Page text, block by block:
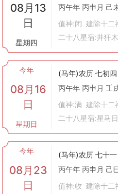
亲友”的概念仍然被广泛接受并应用
节、中秋节等传统节日期间，更多
与家人团聚或邀请朋友到家中做客
总之，“会亲友”体现了中国人对于
去还是现在，它都是连接亲情、友
活动，人们不仅能够享受到天伦之
力量。
08月13
日
星期四
丙午年 丙申月 己
值神:闭 建除十二
二十八星宿:井犴
今年
08月16
日
星期日
(马年)农历 七初四
丙午年 丙申月 壬
值神:满 建除十二
二十八星宿:星马
今年
08月23
日
(马年)农历 七十一
丙午年 丙申月 己
值神:收 建除十二